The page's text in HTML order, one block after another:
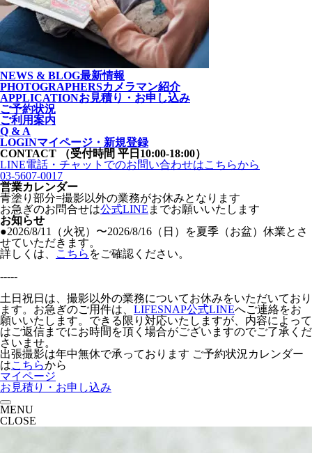
NEWS & BLOG最新情報
PHOTOGRAPHERSカメラマン紹介
APPLICATIONお見積り・お申し込み
ご予約状況
ご利用案内
Q & A
LOGINマイページ・新規登録
CONTACT
（受付時間 平日10:00-18:00）
LINE電話・チャットでのお問い合わせはこちらから
03-5607-0017
営業カレンダー
青塗り 部分=撮影以外の業務がお休みとなります
お急ぎのお問合せは公式LINE までお願いいたします
お知らせ
●2026/8/11（火祝）〜2026/8/16（日）を夏季（お盆）休業とさ
せていただきます。
詳しくは、
こちら をご確認ください。
-----
土日祝日は、撮影以外の業務についてお休みをいただいており
ます。お急ぎのご用件は、 LIFESNAP公式LINEへご連絡をお
願いいたします。できる限り対応いたしますが、内容によって
はご返信までにお時間を頂く場合がございますのでご了承くだ
さいませ。
出張撮影は年中無休で承っております ご予約状況カレンダー
はこちらから
マイページ
お見積り・お申し込み
MENU
CLOSE